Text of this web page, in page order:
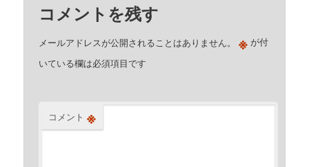
コメントを残す
メールアドレスが公開されることはありません。 ※ が付
いている欄は必須項目です
コメント ※